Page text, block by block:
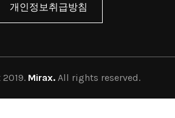
개인정보취급방침
Mirax. All rights reserved.